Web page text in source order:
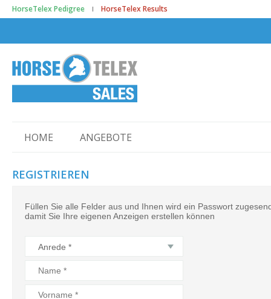
HorseTelex Pedigree HorseTelex Results
HOME ANGEBOTE
REGISTRIEREN
Füllen Sie alle Felder aus und Ihnen wird ein Passwort
damit Sie Ihre eigenen Anzeigen erstellen können
Anrede *